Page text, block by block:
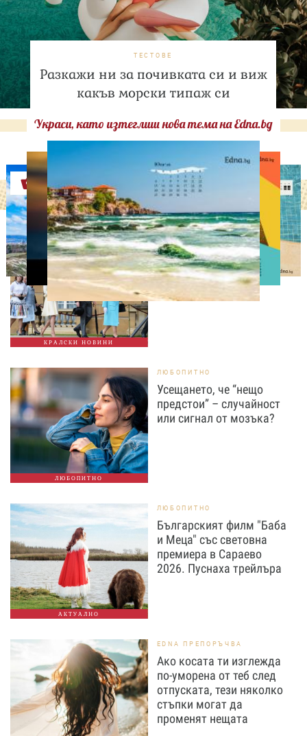
ТЕСТОВЕ
Разкажи ни за почивката си и виж
какъв морски типаж си
Украси, като изтеглиш нова тема на Edna.bg
Оферти
КРАЛСКИ НОВИНИ
СВОБОДНО ВРЕМЕ
Ново бебе в кралското
семейство
ЛЮБОПИТНО
ЛЮБОПИТНО
Усещането, че “нещо
предстои” – случайност
или сигнал от мозъка?
АКТУАЛНО
ЛЮБОПИТНО
Българският филм "Баба
и Меца" със световна
премиера в Сараево
2026. Пуснаха трейлъра
EDNA ПРЕПОРЪЧВА
Ако косата ти изглежда
по-уморена от теб след
отпуската, тези няколко
стъпки могат да
променят нещата